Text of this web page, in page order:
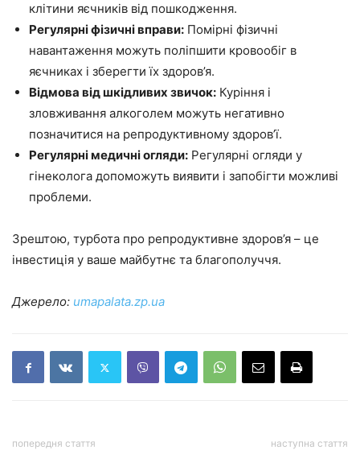
клітини яєчників від пошкодження.
Регулярні фізичні вправи: Помірні фізичні
навантаження можуть поліпшити кровообіг в
яєчниках і зберегти їх здоров’я.
Відмова від шкідливих звичок: Куріння і
зловживання алкоголем можуть негативно
позначитися на репродуктивному здоров’ї.
Регулярні медичні огляди: Регулярні огляди у
гінеколога допоможуть виявити і запобігти можливі
проблеми.
Зрештою, турбота про репродуктивне здоров’я – це
інвестиція у ваше майбутнє та благополуччя.
Джерело: umapalata.zp.ua
попередня стаття наступна стаття